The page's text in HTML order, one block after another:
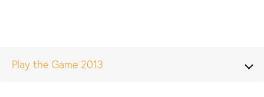
Play the Game 2013